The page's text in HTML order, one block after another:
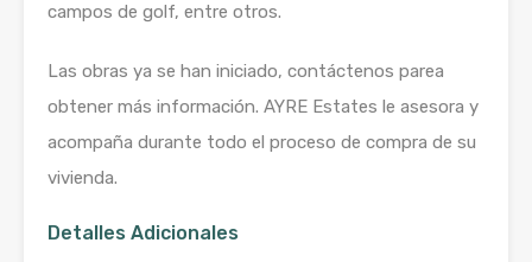
campos de golf, entre otros.
Las obras ya se han iniciado, contáctenos parea
obtener más información. AYRE Estates le asesora y
acompaña durante todo el proceso de compra de su
vivienda.
Detalles Adicionales